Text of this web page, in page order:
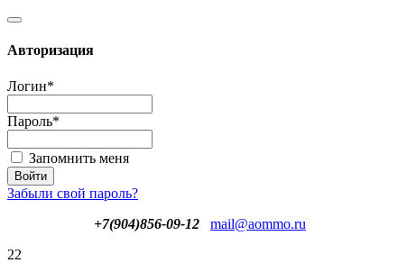
Авторизация
Логин*
Пароль*
Запомнить меня
Забыли свой пароль?
+7(904)856-09-12
mail@aommo.ru
22